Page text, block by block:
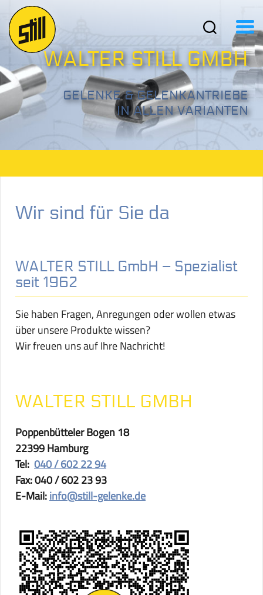
WALTER STILL GMBH
GELENKE &GELENKANTRIEBE
IN ALLEN VARIANTEN
Wir sind für Sie da
WALTER STILL GmbH – Spezialist
seit 1962
Sie haben Fragen, Anregungen oder wollen etwas
über unsere Produkte wissen?
Wir freuen uns auf Ihre Nachricht!
WALTER STILL GMBH
Poppenbütteler Bogen 18
22399 Hamburg
Tel: 040 / 602 22 94
Fax: 040 / 602 23 93
E-Mail:info@still-gelenke.de